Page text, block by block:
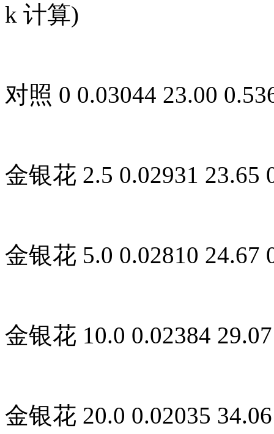
k 计算)
对照 0 0.03044 23.00
金银花 2.5 0.02931 23.65
金银花 5.0 0.02810 24.67
金银花 10.0 0.02384
金银花 20.0 0.02035